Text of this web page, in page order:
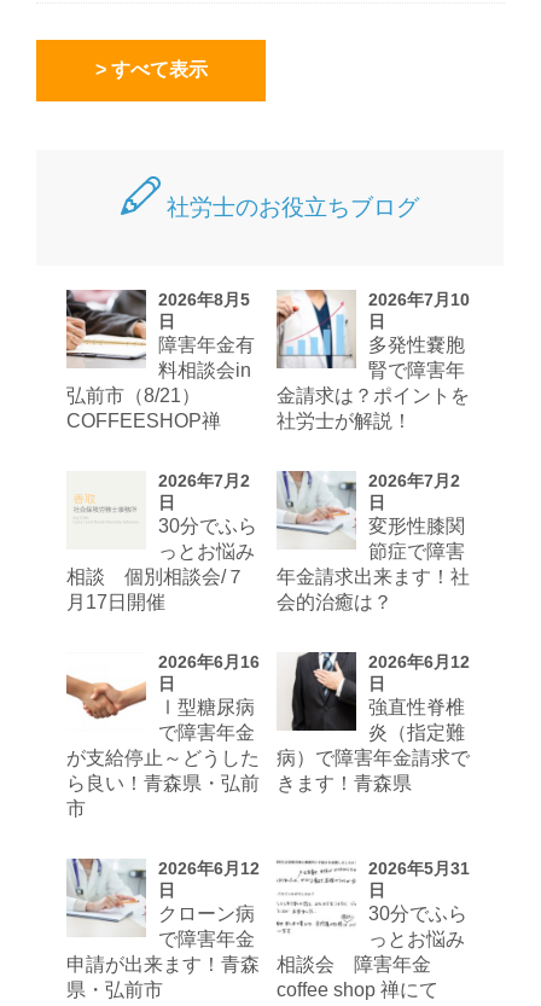
> すべて表示
社労士のお役立ちブログ
2026年8月5
日
障害年金有
料相談会in
弘前市（8/21）
COFFEESHOP禅
2026年7月10
日
多発性嚢胞
腎で障害年
金請求は？ポイントを
社労士が解説！
2026年7月2
日
30分でふら
っとお悩み
相談 個別相談会/７
月17日開催
2026年7月2
日
変形性膝関
節症で障害
年金請求出来ます！社
会的治癒は？
2026年6月16
日
Ⅰ型糖尿病
で障害年金
が支給停止～どうした
ら良い！青森県・弘前
市
2026年6月12
日
強直性脊椎
炎（指定難
病）で障害年金請求で
きます！青森県
2026年6月12
日
クローン病
で障害年金
申請が出来ます！青森
県・弘前市
2026年5月31
日
30分でふら
っとお悩み
相談会 障害年金
coffee shop 禅にて